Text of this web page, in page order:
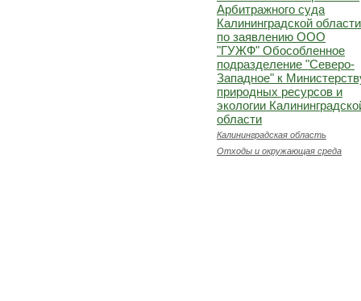
Арбитражного суда
Калининградской
по заявлению ООО
"ГУЖФ" Обособленное
подразделение "Северо-
Западное" к
природных ресурсов и
экологии
области
Калининградская область
Отходы и окружающая среда